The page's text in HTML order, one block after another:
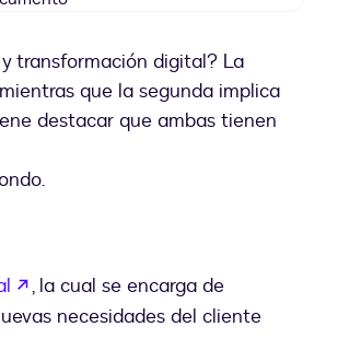
transformación digital? La
que la segunda implica
destacar que ambas tienen
abre em uma nova guia
, la cual se encarga de
necesidades del cliente